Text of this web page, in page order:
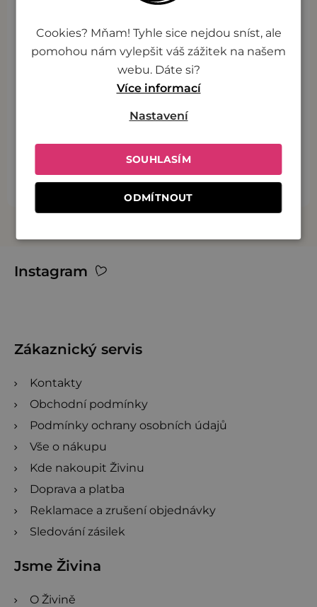
Pod taktovkou šéfkuchařů
Rychlá příprava
Instagram
Zákaznický servis
Kontakty
Obchodní podmínky
Podmínky ochrany osobních údajů
Vše o nákupu
Kde nakoupit Živinu
Doprava a platba
Reklamace a zrušení objednávky
Sledování zásilek
Jsme Živina
O Živině
Cookies? Mňam! Tyhle sice nejdou sníst, ale
pomohou nám vylepšit váš zážitek na našem
webu. Dáte si?
Více informací
SOUHLASÍM
ODMÍTNOUT
Nastavení